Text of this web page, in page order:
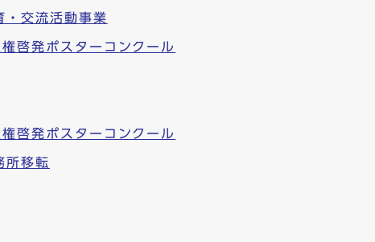
・交流活動事業
啓発ポスターコンクール
啓発ポスターコンクール
所移転